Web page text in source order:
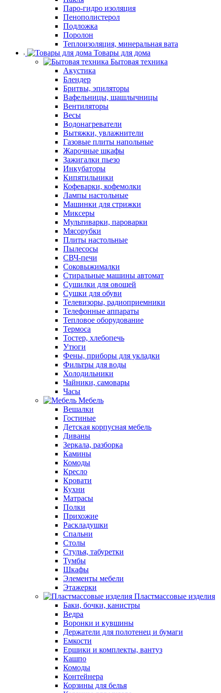
Паро-гидро изоляция
Пенополистерол
Подложка
Поролон
Теплоизоляция, минеральная вата
Товары для дома
Бытовая техника
Акустика
Блендер
Бритвы, эпиляторы
Вафельницы, шашлычницы
Вентиляторы
Весы
Водонагреватели
Вытяжки, увлажнители
Газовые плиты напольные
Жарочные шкафы
Зажигалки пьезо
Инкубаторы
Кипятильники
Кофеварки, кофемолки
Лампы настольные
Машинки для стрижки
Миксеры
Мультиварки, пароварки
Мясорубки
Плиты настольные
Пылесосы
СВЧ-печи
Соковыжималки
Стиральные машины автомат
Сушилки для овощей
Сушки для обуви
Телевизоры, радиоприемники
Телефонные аппараты
Тепловое оборудование
Термоса
Тостер, хлебопечь
Утюги
Фены, приборы для укладки
Фильтры для воды
Холодильники
Чайники, самовары
Часы
Мебель
Вешалки
Гостиные
Детская корпусная мебель
Диваны
Зеркала, разборка
Камины
Комоды
Кресло
Кровати
Кухни
Матрасы
Полки
Прихожие
Раскладушки
Спальни
Столы
Стулья, табуретки
Тумбы
Шкафы
Элементы мебели
Этажерки
Пластмассовые изделия
Баки, бочки, канистры
Ведра
Воронки и кувшины
Держатели для полотенец и бумаги
Емкости
Ершики и комплекты, вантуз
Кашпо
Комоды
Контейнера
Корзины для белья